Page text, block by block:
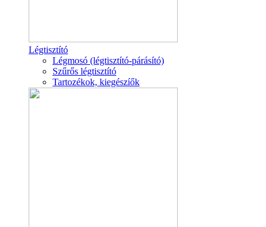
Légtisztító
Légmosó (légtisztító-párásító)
Szűrős légtisztító
Tartozékok, kiegészíők